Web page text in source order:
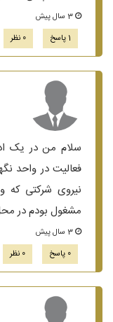
1 پاسخ
0 نظر
فعالیت در واحد
نیروی شرکتی که
مشغول بودم در
0 پاسخ
0 نظر